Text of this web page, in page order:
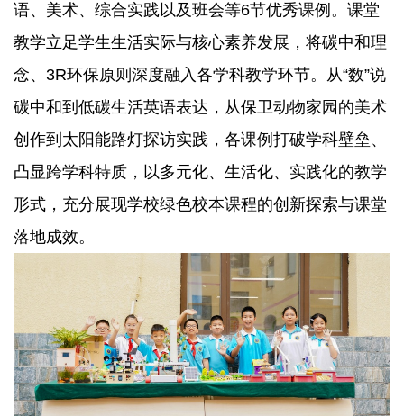
语、美术、综合实践以及班会等6节优秀课例。课堂
教学立足学生生活实际与核心素养发展，将碳中和理
念、3R环保原则深度融入各学科教学环节。从“数”说
碳中和到低碳生活英语表达，从保卫动物家园的美术
创作到太阳能路灯探访实践，各课例打破学科壁垒、
凸显跨学科特质，以多元化、生活化、实践化的教学
形式，充分展现学校绿色校本课程的创新探索与课堂
落地成效。